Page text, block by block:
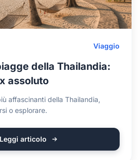
Viaggio
della Thailandia:
assoluto
affascinanti della Thailandia,
o esplorare.
Leggi articolo